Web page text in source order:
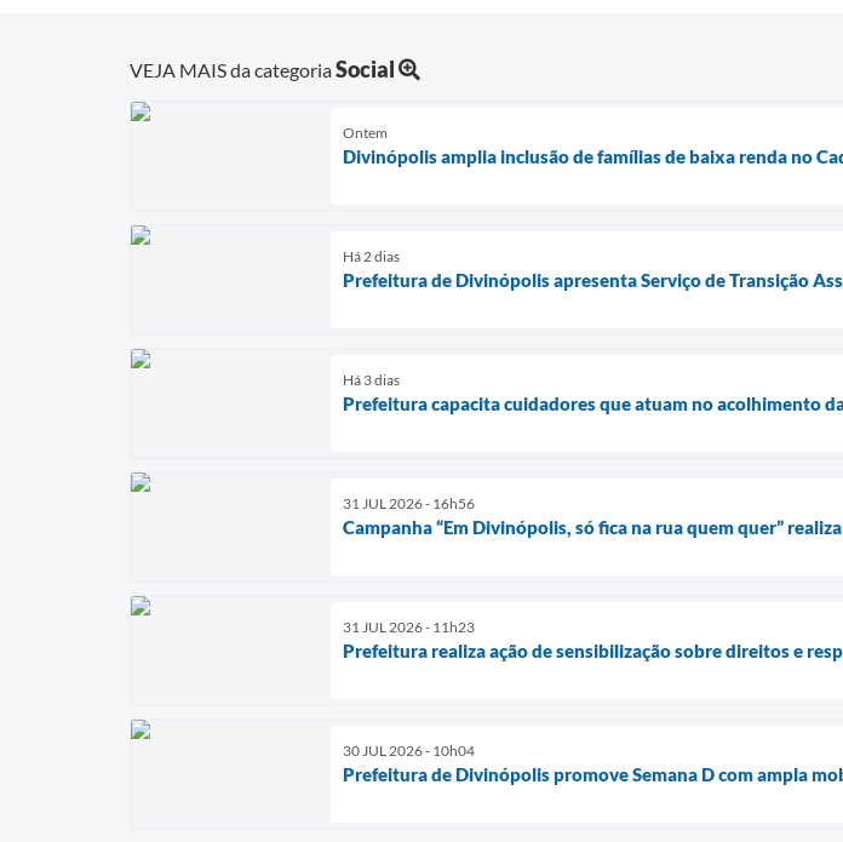
VEJA MAIS da categoriaSocial
Ontem
Divinópolis amplia inclusão de famílias de baixa renda no
Há 2 dias
Prefeitura de Divinópolis apresenta Serviço de Transição
Há 3 dias
Prefeitura capacita cuidadores que atuam no acolhimento
31 JUL 2026 - 16h56
Campanha “Em Divinópolis, só fica na rua quem quer”
31 JUL 2026 - 11h23
Prefeitura realiza ação de sensibilização sobre direitos e
30 JUL 2026 - 10h04
Prefeitura de Divinópolis promove Semana D com ampla